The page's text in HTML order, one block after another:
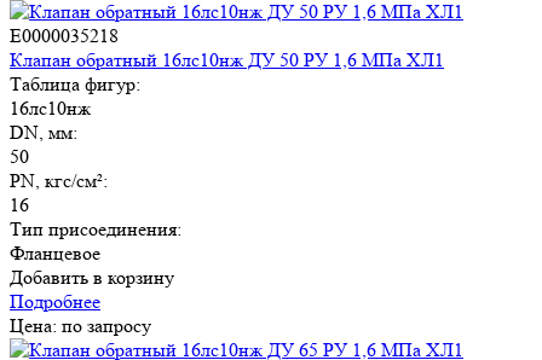
E0000035218
Клапан обратный 16лс10нж ДУ 50 РУ 1,6 МПа ХЛ1
Таблица фигур:
16лс10нж
DN, мм:
50
PN, кгс/см²:
16
Тип присоединения:
Фланцевое
Добавить в корзину
Подробнее
Цена: по запросу